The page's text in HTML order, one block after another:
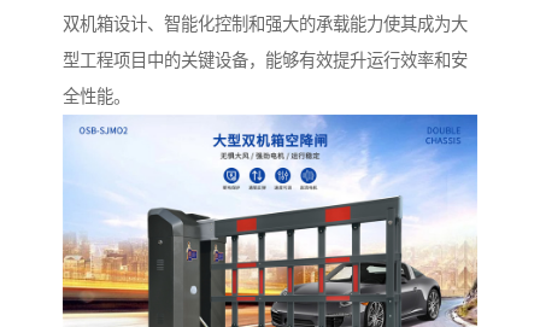
双机箱设计、智能化控制和强大的承载能力使其成为大
型工程项目中的关键设备，能够有效提升运行效率和安
全性能。